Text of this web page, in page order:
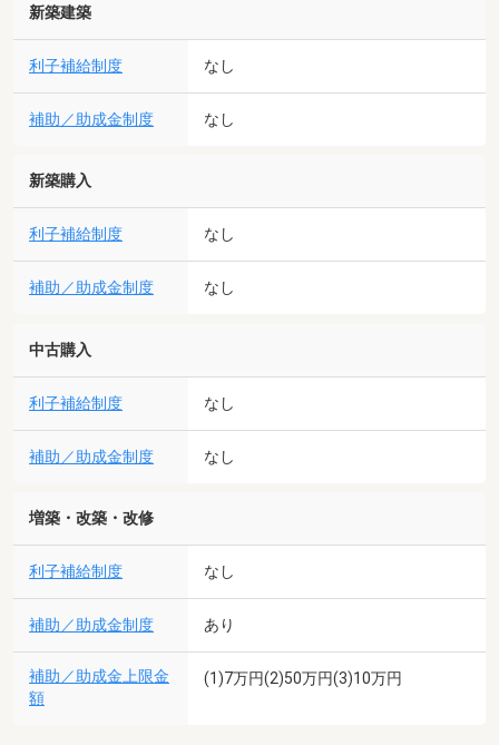
新築建築
利子補給制度 なし
補助／助成金制度 なし
新築購入
利子補給制度 なし
補助／助成金制度 なし
中古購入
利子補給制度 なし
補助／助成金制度 なし
増築・改築・改修
利子補給制度 なし
補助／助成金制度 あり
補助／助成金上限金
額
(1)7万円(2)50万円(3)10万円